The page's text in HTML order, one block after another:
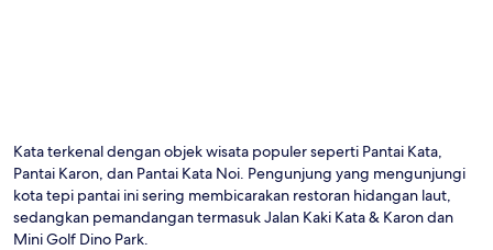
Kata terkenal dengan objek wisata populer seperti Pantai Kata,
Pantai Karon, dan Pantai Kata Noi. Pengunjung yang mengunjungi
kota tepi pantai ini sering membicarakan restoran hidangan laut,
sedangkan pemandangan termasuk Jalan Kaki Kata & Karon dan
Mini Golf Dino Park.